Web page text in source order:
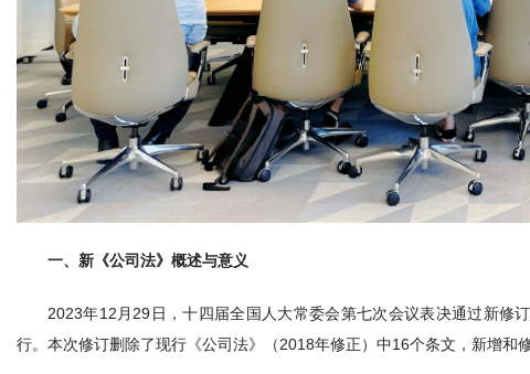
一、新《公司法》概述与意义
2023年12月29日，十四届全国人大常委会第七次会议表决通过新修
行。本次修订删除了现行《公司法》（2018年修正）中16个条文，新增和